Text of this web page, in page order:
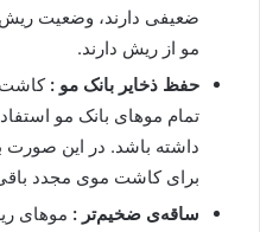
ضعیفی دارند، وضعیت
مو از ریش دارند.
حفظ ذخایر بانک مو : کاشت
تمام موهای بانک مو
داشته باشد. در این صورت
برای کاشت موی مجدد
ساقه‌ی ضخیم‌تر : موهای